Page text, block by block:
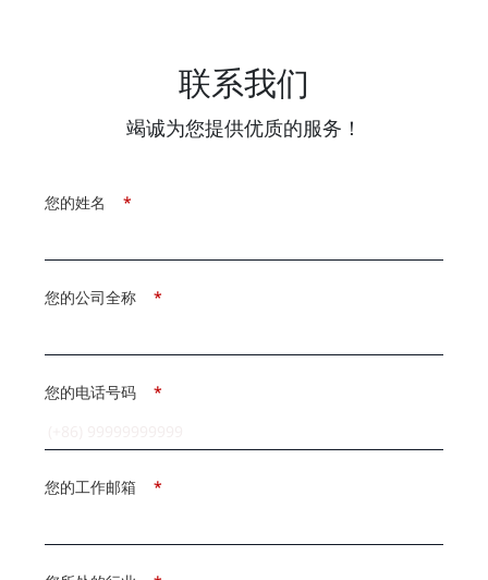
联系我们
竭诚为您提供优质的服务！
*
您的姓名
*
您的公司全称
*
您的电话号码
*
您的工作邮箱